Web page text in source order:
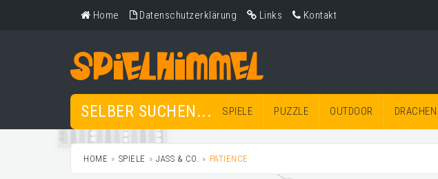
Home Datenschutzerklärung Links Kontakt
SELBER SUCHEN... SPIELE PUZZLE OUTDOOR DRACHEN
HOME SPIELE JASS & CO. PATIENCE